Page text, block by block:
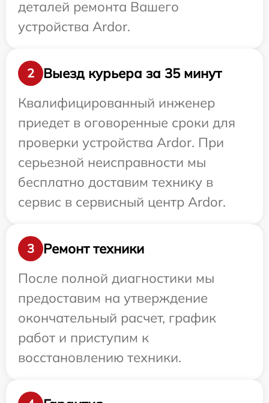
деталей ремонта Вашего
устройства Ardor.
2
Выезд курьера за 35 минут
Квалифицированный инженер
приедет в оговоренные сроки для
проверки устройства Ardor. При
серьезной неисправности мы
бесплатно доставим технику в
сервис в сервисный центр Ardor.
3
Ремонт техники
После полной диагностики мы
предоставим на утверждение
окончательный расчет, график
работ и приступим к
восстановлению техники.